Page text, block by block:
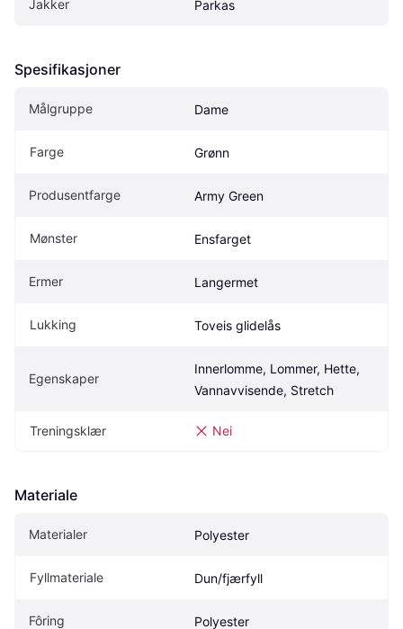
Jakker Parkas
Spesifikasjoner
Målgruppe Dame
Farge Grønn
Produsentfarge Army Green
Mønster Ensfarget
Ermer Langermet
Lukking Toveis glidelås
Egenskaper
Innerlomme, Lommer, Hette,
Vannavvisende, Stretch
Treningsklær Nei
Materiale
Materialer Polyester
Fyllmateriale Dun/fjærfyll
Fôring Polyester